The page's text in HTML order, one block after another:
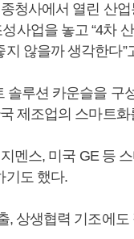
청사에서 열린 산
사업을 놓고 “4차
않을까 생각한다”
솔루션 카운슬을 구
제조업의 스마트
멘스, 미국 GE 등
기도 했다.
, 상생협력 기조에